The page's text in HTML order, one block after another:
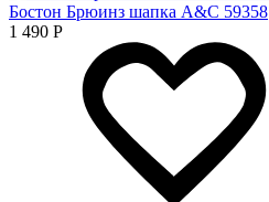
Бостон Брюинз шапка A&C 59358
1 490 Р